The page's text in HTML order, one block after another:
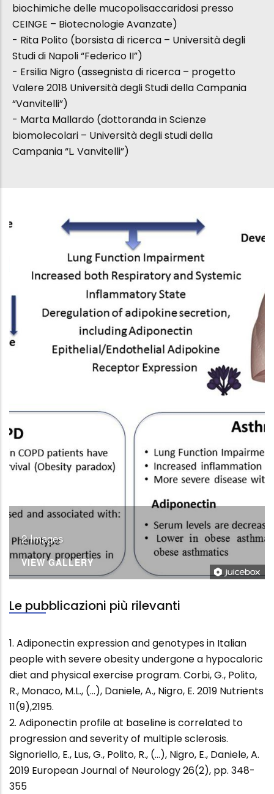
biochimiche delle mucopolisaccaridosi presso
CEINGE – Biotecnologie Avanzate)
- Rita Polito (borsista di ricerca – Università degli
Studi di Napoli “Federico II”)
- Ersilia Nigro (assegnista di ricerca – progetto
Valere 2018 Università degli Studi della Campania
“Vanvitelli”)
- Marta Mallardo (dottoranda in Scienze
biomolecolari – Università degli studi della
Campania “L. Vanvitelli”)
2 Images
VIEW GALLERY
Le pubblicazioni più rilevanti
1. Adiponectin expression and genotypes in Italian
people with severe obesity undergone a hypocaloric
diet and physical exercise program. Corbi, G., Polito,
R., Monaco, M.L., (...), Daniele, A., Nigro, E. 2019 Nutrients
11(9),2195.
2. Adiponectin profile at baseline is correlated to
progression and severity of multiple sclerosis.
Signoriello, E., Lus, G., Polito, R., (...), Nigro, E., Daniele, A.
2019 European Journal of Neurology 26(2), pp. 348-
355